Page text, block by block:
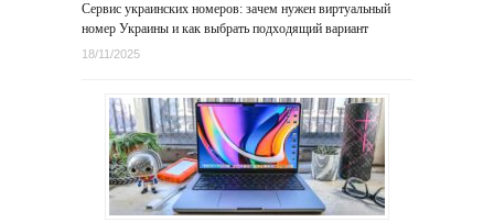
Сервис украинских номеров: зачем нужен виртуальный
номер Украины и как выбрать подходящий вариант
18/11/2025